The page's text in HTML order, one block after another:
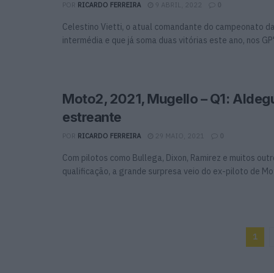
RICARDO FERREIRA 9 ABRIL, 2022 0
Celestino Vietti, o atual comandante do campeonato
intermédia e que já soma duas vitórias este ano, nos
Moto2, 2021, Mugello – Q1:
estreante
RICARDO FERREIRA 29 MAIO, 2021 0
Com pilotos como Bullega, Dixon, Ramirez e muitos
qualificação, a grande surpresa veio do ex-piloto de
1